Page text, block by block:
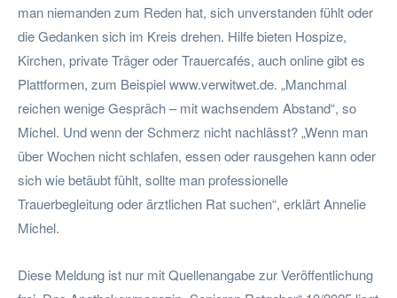
man niemanden zum Reden hat, sich unverstanden fühlt oder
die Gedanken sich im Kreis drehen. Hilfe bieten Hospize,
Kirchen, private Träger oder Trauercafés, auch online gibt es
Plattformen, zum Beispiel www.verwitwet.de. „Manchmal
reichen wenige Gespräch – mit wachsendem Abstand“, so
Michel. Und wenn der Schmerz nicht nachlässt? „Wenn man
über Wochen nicht schlafen, essen oder rausgehen kann oder
sich wie betäubt fühlt, sollte man professionelle
Trauerbegleitung oder ärztlichen Rat suchen“, erklärt Annelie
Michel.
Diese Meldung ist nur mit Quellenangabe zur Veröffentlichung